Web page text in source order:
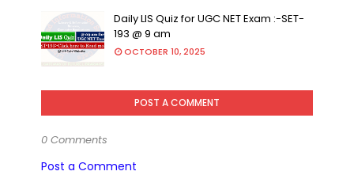
Daily LIS Quiz for UGC NET Exam :-SET-
193 @ 9 am
OCTOBER 10, 2025
POST A COMMENT
0 Comments
Post a Comment